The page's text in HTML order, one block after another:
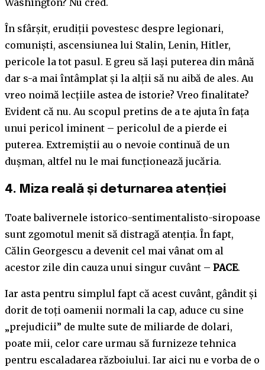
Washington? Nu cred.
În sfârșit, erudiții povestesc despre legionari,
comuniști, ascensiunea lui Stalin, Lenin, Hitler,
pericole la tot pasul. E greu să lași puterea din mână
dar s-a mai întâmplat și la alții să nu aibă de ales. Au
vreo noimă lecțiile astea de istorie? Vreo finalitate?
Evident că nu. Au scopul pretins de a te ajuta în fața
unui pericol iminent – pericolul de a pierde ei
puterea. Extremiștii au o nevoie continuă de un
dușman, altfel nu le mai funcționează jucăria.
4. Miza reală și deturnarea atenției
Toate balivernele istorico-sentimentalisto-siropoase
sunt zgomotul menit să distragă atenția. În fapt,
Călin Georgescu a devenit cel mai vânat om al
acestor zile din cauza unui singur cuvânt – PACE.
Iar asta pentru simplul fapt că acest cuvânt, gândit și
dorit de toți oamenii normali la cap, aduce cu sine
„prejudicii” de multe sute de miliarde de dolari,
poate mii, celor care urmau să furnizeze tehnica
pentru escaladarea războiului. Iar aici nu e vorba de o